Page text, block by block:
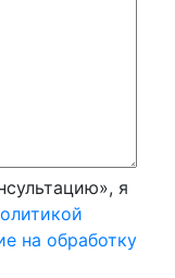
я
на обработку